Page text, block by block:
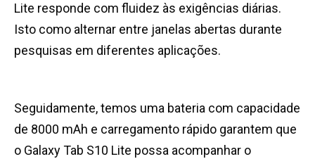
Lite responde com fluidez às exigências diárias.
Isto como alternar entre janelas abertas durante
pesquisas em diferentes aplicações.
Seguidamente, temos uma bateria com capacidade
de 8000 mAh e carregamento rápido garantem que
o Galaxy Tab S10 Lite possa acompanhar o